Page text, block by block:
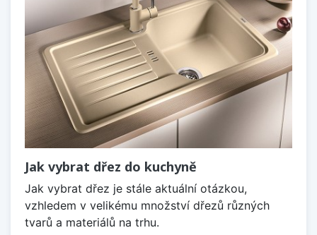
Jak vybrat dřez do kuchyně
Jak vybrat dřez je stále aktuální otázkou,
vzhledem v velikému množství dřezů různých
tvarů a materiálů na trhu.